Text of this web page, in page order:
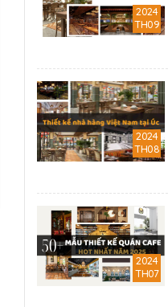
2024
TH09
2024
TH08
2024
TH07